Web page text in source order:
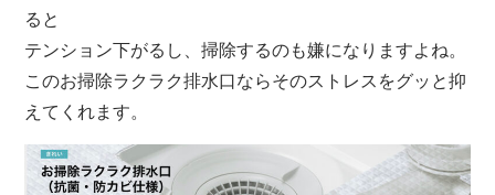
ると
テンション下がるし、掃除するのも嫌になりますよね。
このお掃除ラクラク排水口ならそのストレスをグッと抑
えてくれます。